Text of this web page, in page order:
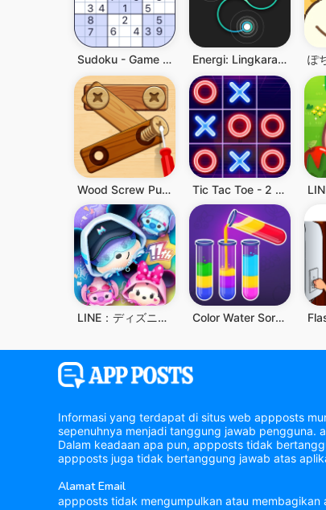
Sudoku - Game Puzzle Klasik Energi: Lingkaran Anti Stres ぽ
Wood Screw Puzzle Tic Tac Toe - 2 Player XO
LINE：ディズニー ツムツム Color Water Sort Wooden Puzzle
Informasi yang terdapat di situs web appposts
sepenuhnya menjadi tanggung jawab
Dalam keadaan apa pun, appposts tidak
appposts juga tidak bertanggung jawab atas
Alamat Email
appposts tidak mengumpulkan atau